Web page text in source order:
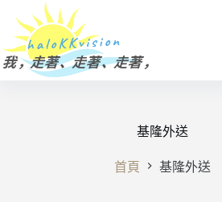
主
要
基隆外送
首頁 基隆外送